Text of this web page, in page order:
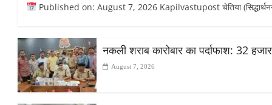
Published on: August 7, 2026 Kapilvastupost चेतिया
नकली शराब कारोबार का पर्दाफाश: 32
August 7, 2026